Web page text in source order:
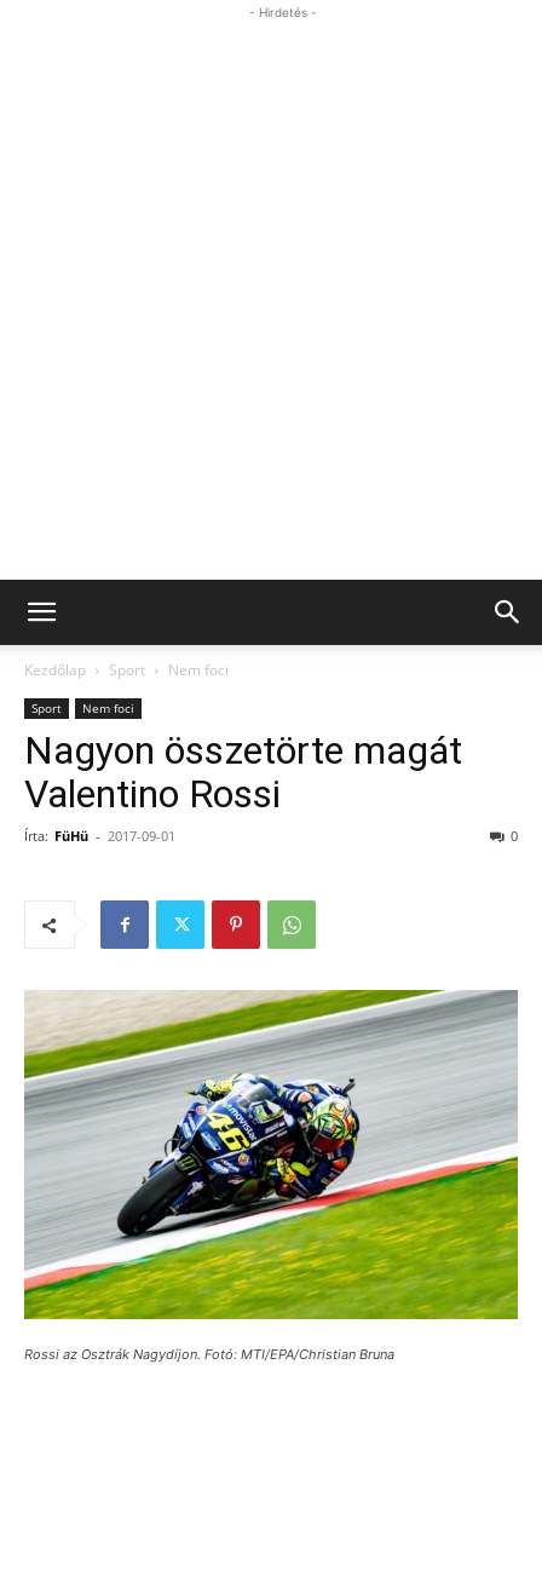
- Hirdetés -
Kezdőlap Sport Nem foci
Sport Nem foci
Nagyon összetörte magát
Valentino Rossi
Írta: FüHü - 2017-09-01 0
Rossi az Osztrák Nagydíjon. Fotó: MTI/EPA/Christian Bruna